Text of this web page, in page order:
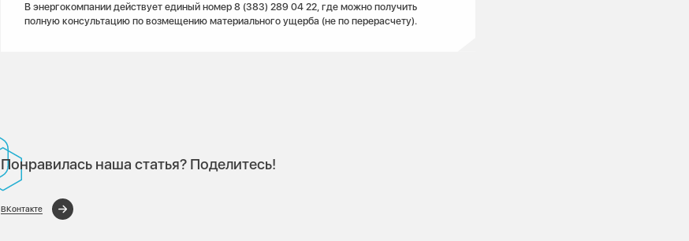
В энергокомпании действует единый номер 8 (383) 289 04 22, где можно получить
полную консультацию по возмещению материального ущерба (не по перерасчету).
Понравилась наша статья? Поделитесь!
ВКонтакте